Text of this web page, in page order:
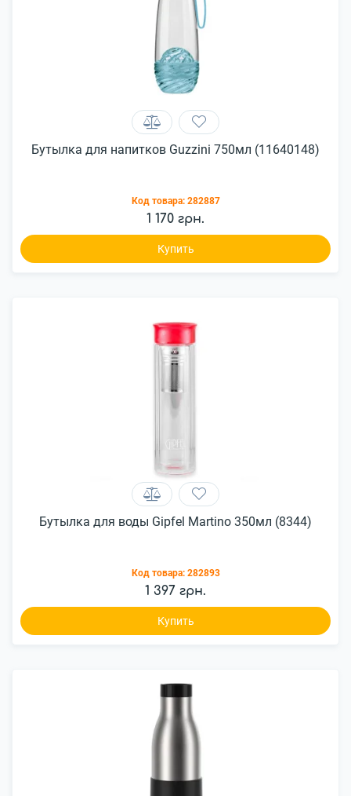
Бутылка для напитков Guzzini 750мл (11640148)
Код товара: 282887
1 170 грн.
Купить
Бутылка для воды Gipfel Martino 350мл (8344)
Код товара: 282893
1 397 грн.
Купить